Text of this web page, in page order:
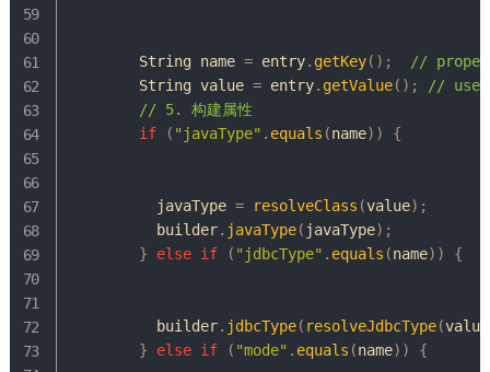
String name = entry. getKey( ) ;
//
String value = entry. getValue( ) ;
//
// 5. 构建属性
if
( "javaType" . equals (name) ) {
          javaType
= resolveClass (value) ;
          builder
. javaType( javaType) ;
}
else if ( "jdbcType" . equals (name) ) {
          builder
. jdbcType( resolveJdbcType(value
}
else if ( "mode" . equals (name) ) {